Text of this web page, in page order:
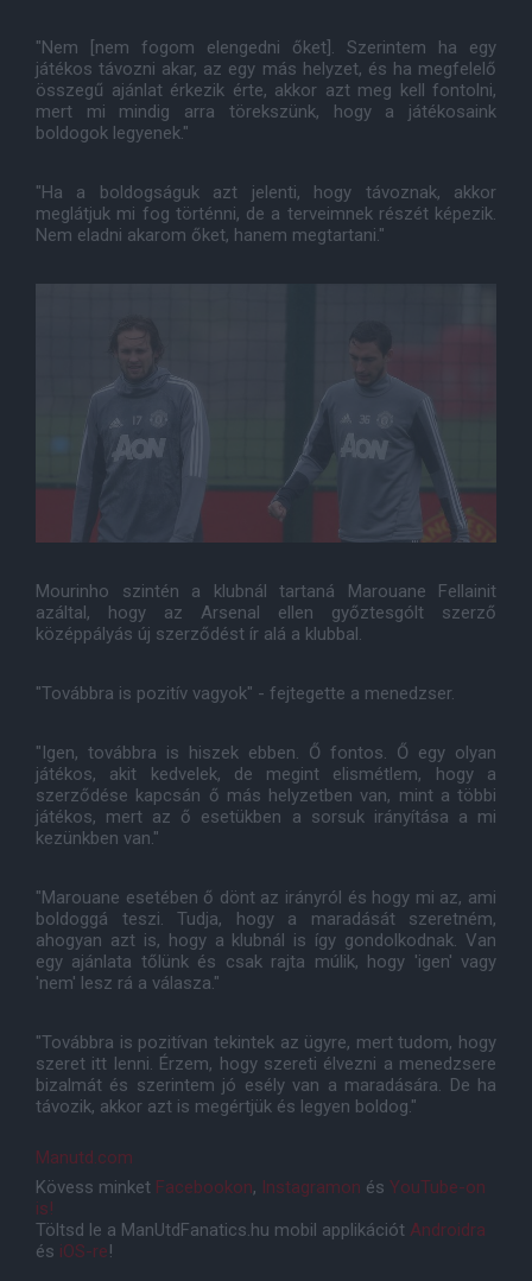
"Nem [nem fogom elengedni őket]. Szerintem ha egy
játékos távozni akar, az egy más helyzet, és ha megfelelő
összegű ajánlat érkezik érte, akkor azt meg kell fontolni,
mert mi mindig arra törekszünk, hogy a játékosaink
boldogok legyenek."
"Ha a boldogságuk azt jelenti, hogy távoznak, akkor
meglátjuk mi fog történni, de a terveimnek részét képezik.
Nem eladni akarom őket, hanem megtartani."
Mourinho szintén a klubnál tartaná Marouane Fellainit
azáltal, hogy az Arsenal ellen győztesgólt szerző
középpályás új szerződést ír alá a klubbal.
"Továbbra is pozitív vagyok" - fejtegette a menedzser.
"Igen, továbbra is hiszek ebben. Ő fontos. Ő egy olyan
játékos, akit kedvelek, de megint elismétlem, hogy a
szerződése kapcsán ő más helyzetben van, mint a többi
játékos, mert az ő esetükben a sorsuk irányítása a mi
kezünkben van."
"Marouane esetében ő dönt az irányról és hogy mi az, ami
boldoggá teszi. Tudja, hogy a maradását szeretném,
ahogyan azt is, hogy a klubnál is így gondolkodnak. Van
egy ajánlata tőlünk és csak rajta múlik, hogy 'igen' vagy
'nem' lesz rá a válasza."
"Továbbra is pozitívan tekintek az ügyre, mert tudom, hogy
szeret itt lenni. Érzem, hogy szereti élvezni a menedzsere
bizalmát és szerintem jó esély van a maradására. De ha
távozik, akkor azt is megértjük és legyen boldog."
Manutd.com
Kövess minket Facebookon, Instagramon és YouTube-on
is!
Töltsd le a ManUtdFanatics.hu mobil applikációt Androidra
és iOS-re!